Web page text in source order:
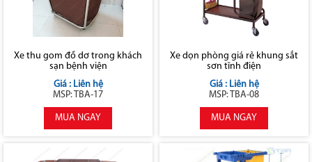
Xe thu gom đồ dơ trong khách
sạn bệnh viện
Giá : Liên hệ
MSP: TBA-17
MUA NGAY
Xe dọn phòng giá rẻ khung sắt
sơn tĩnh điện
Giá : Liên hệ
MSP: TBA-08
MUA NGAY